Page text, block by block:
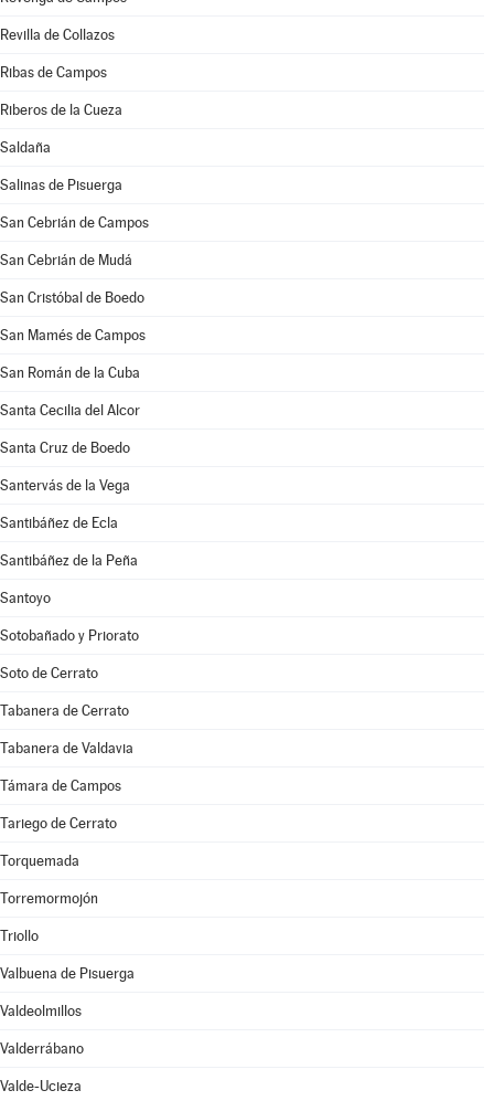
Revilla de Collazos
Ribas de Campos
Riberos de la Cueza
Saldaña
Salinas de Pisuerga
San Cebrián de Campos
San Cebrián de Mudá
San Cristóbal de Boedo
San Mamés de Campos
San Román de la Cuba
Santa Cecilia del Alcor
Santa Cruz de Boedo
Santervás de la Vega
Santibáñez de Ecla
Santibáñez de la Peña
Santoyo
Sotobañado y Priorato
Soto de Cerrato
Tabanera de Cerrato
Tabanera de Valdavia
Támara de Campos
Tariego de Cerrato
Torquemada
Torremormojón
Triollo
Valbuena de Pisuerga
Valdeolmillos
Valderrábano
Valde-Ucieza